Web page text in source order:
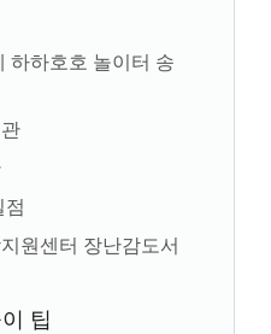
하하호호 놀이터 송
원센터 장난감도서
팁